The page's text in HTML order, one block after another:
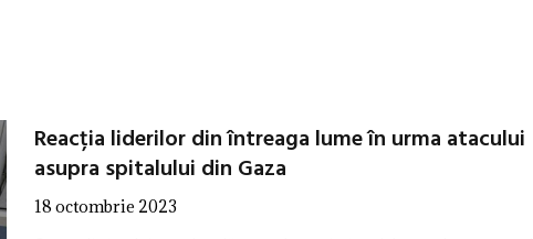
Reacția liderilor din întreaga lume în urma atacului
asupra spitalului din Gaza
18 octombrie 2023